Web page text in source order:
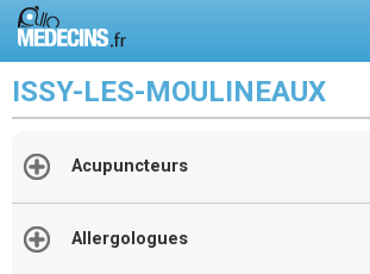
ISSY-LES-MOULINEAUX
Acupuncteurs
Allergologues